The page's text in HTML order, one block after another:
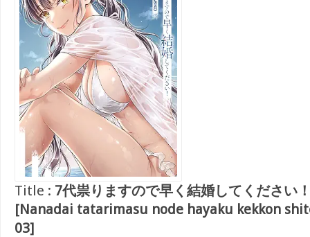
Title : 7代祟りますので早く結婚してください
[Nanadai tatarimasu node hayaku kekkon
03]